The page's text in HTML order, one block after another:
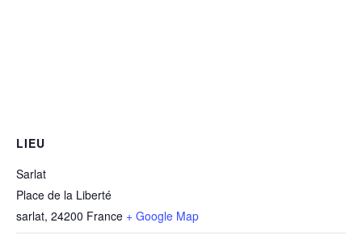
LIEU
Sarlat
Place de la Liberté
sarlat, 24200 France + Google Map